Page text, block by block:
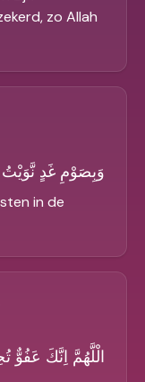
zo Allah
وَبِصَوْمِ غَدٍ
in de
الْلَّهُمَّ اِنَّكَ